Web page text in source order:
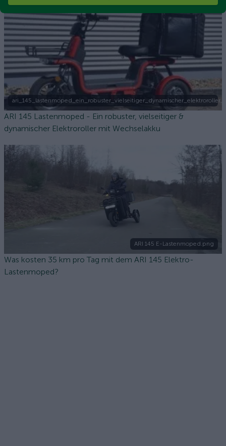
ARI 145 Lastenmoped - Ein robuster, vielseitiger &
dynamischer Elektroroller mit Wechselakku
ARI 145 E-Lastenmoped.png
Was kosten 35 km pro Tag mit dem ARI 145 Elektro-
Lastenmoped?